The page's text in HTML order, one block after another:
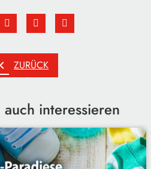
chevron_left ZURÜCK
interessieren